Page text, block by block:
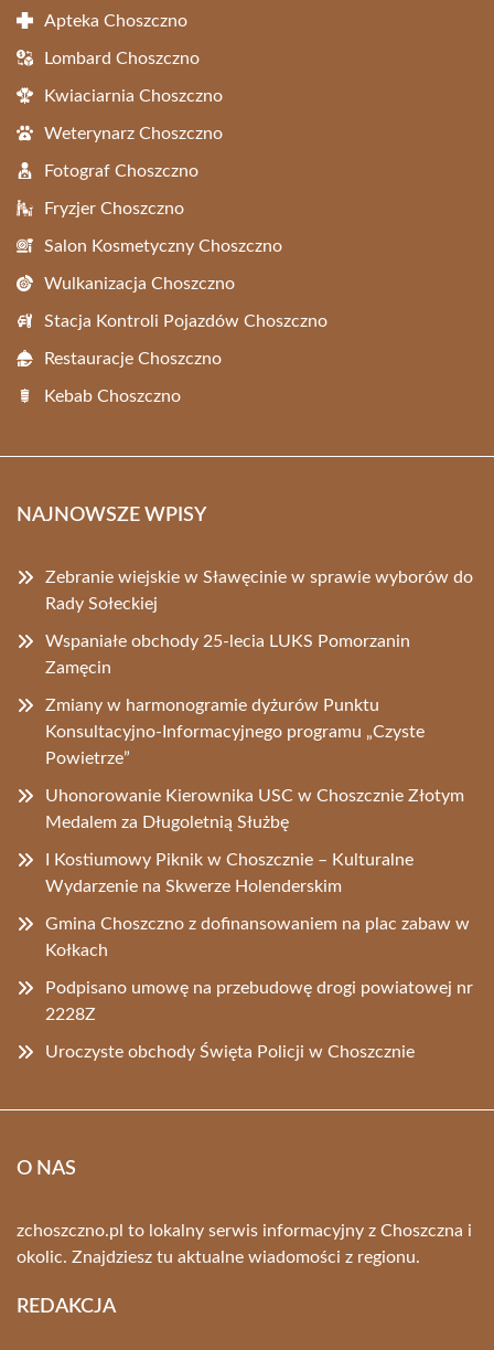
Apteka Choszczno
Lombard Choszczno
Kwiaciarnia Choszczno
Weterynarz Choszczno
Fotograf Choszczno
Fryzjer Choszczno
Salon Kosmetyczny Choszczno
Wulkanizacja Choszczno
Stacja Kontroli Pojazdów Choszczno
Restauracje Choszczno
Kebab Choszczno
NAJNOWSZE WPISY
Zebranie wiejskie w Sławęcinie w sprawie wyborów do
Rady Sołeckiej
Wspaniałe obchody 25-lecia LUKS Pomorzanin
Zamęcin
Zmiany w harmonogramie dyżurów Punktu
Konsultacyjno-Informacyjnego programu „Czyste
Powietrze”
Uhonorowanie Kierownika USC w Choszcznie Złotym
Medalem za Długoletnią Służbę
I Kostiumowy Piknik w Choszcznie – Kulturalne
Wydarzenie na Skwerze Holenderskim
Gmina Choszczno z dofinansowaniem na plac zabaw w
Kołkach
Podpisano umowę na przebudowę drogi powiatowej nr
2228Z
Uroczyste obchody Święta Policji w Choszcznie
O NAS
zchoszczno.pl to lokalny serwis informacyjny z Choszczna i
okolic. Znajdziesz tu aktualne wiadomości z regionu.
REDAKCJA